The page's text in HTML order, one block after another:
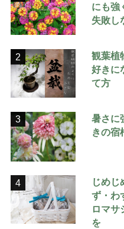
にも強
失敗し
2
観葉植
好きに
て方
3
暑さに
きの宿
4
じめじ
ず・わ
ロマサ
を